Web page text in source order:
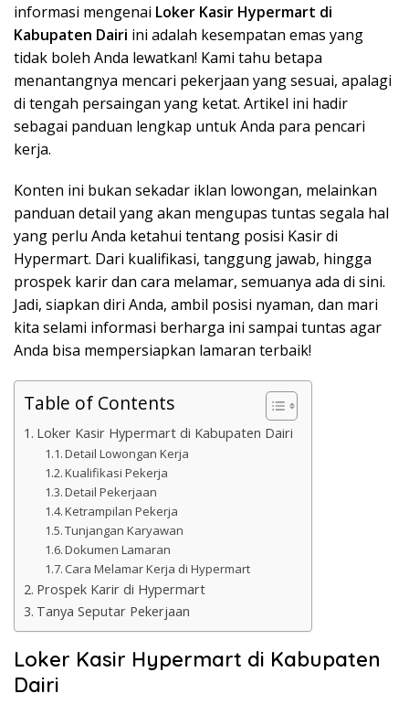
informasi mengenai Loker Kasir Hypermart di
Kabupaten Dairi ini adalah kesempatan emas yang
tidak boleh Anda lewatkan! Kami tahu betapa
menantangnya mencari pekerjaan yang sesuai, apalagi
di tengah persaingan yang ketat. Artikel ini hadir
sebagai panduan lengkap untuk Anda para pencari
kerja.
Konten ini bukan sekadar iklan lowongan, melainkan
panduan detail yang akan mengupas tuntas segala hal
yang perlu Anda ketahui tentang posisi Kasir di
Hypermart. Dari kualifikasi, tanggung jawab, hingga
prospek karir dan cara melamar, semuanya ada di sini.
Jadi, siapkan diri Anda, ambil posisi nyaman, dan mari
kita selami informasi berharga ini sampai tuntas agar
Anda bisa mempersiapkan lamaran terbaik!
Table of Contents
Loker Kasir Hypermart di Kabupaten Dairi
Detail Lowongan Kerja
Kualifikasi Pekerja
Detail Pekerjaan
Ketrampilan Pekerja
Tunjangan Karyawan
Dokumen Lamaran
Cara Melamar Kerja di Hypermart
Prospek Karir di Hypermart
Tanya Seputar Pekerjaan
Loker Kasir Hypermart di Kabupaten
Dairi